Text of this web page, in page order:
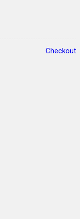
Checkout